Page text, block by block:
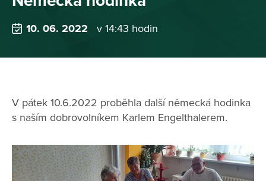
10. 06. 2022 v 14:43 hodin
V pátek 10.6.2022 proběhla další německá hodinka
s naším dobrovolníkem Karlem Engelthalerem.